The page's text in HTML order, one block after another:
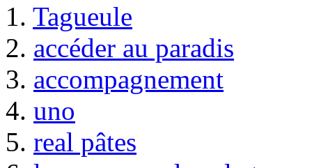
1. Tagueule
2. accéder au paradis
3. accompagnement
4. uno
5. real pâtes